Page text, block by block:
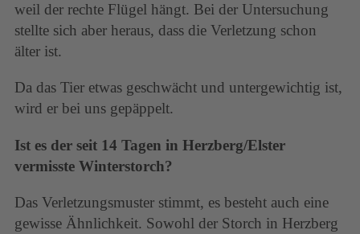
weil der rechte Flügel hängt. Bei der Untersuchung
stellte sich aber heraus, dass die Verletzung schon
älter ist.
Da das Tier etwas geschwächt und untergewichtig ist,
wird er bei uns gepäppelt.
Ist es der seit 14 Tagen in Herzberg/Elster
vermisste Winterstorch?
Das Verletzungsmuster stimmt, es besteht auch eine
gewisse Ähnlichkeit. Sowohl der Storch in Herzberg